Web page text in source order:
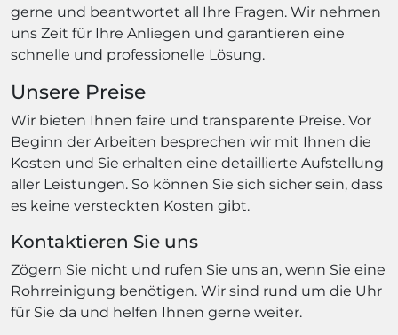
gerne und beantwortet all Ihre Fragen. Wir nehmen
uns Zeit für Ihre Anliegen und garantieren eine
schnelle und professionelle Lösung.
Unsere Preise
Wir bieten Ihnen faire und transparente Preise. Vor
Beginn der Arbeiten besprechen wir mit Ihnen die
Kosten und Sie erhalten eine detaillierte Aufstellung
aller Leistungen. So können Sie sich sicher sein, dass
es keine versteckten Kosten gibt.
Kontaktieren Sie uns
Zögern Sie nicht und rufen Sie uns an, wenn Sie eine
Rohrreinigung benötigen. Wir sind rund um die Uhr
für Sie da und helfen Ihnen gerne weiter.